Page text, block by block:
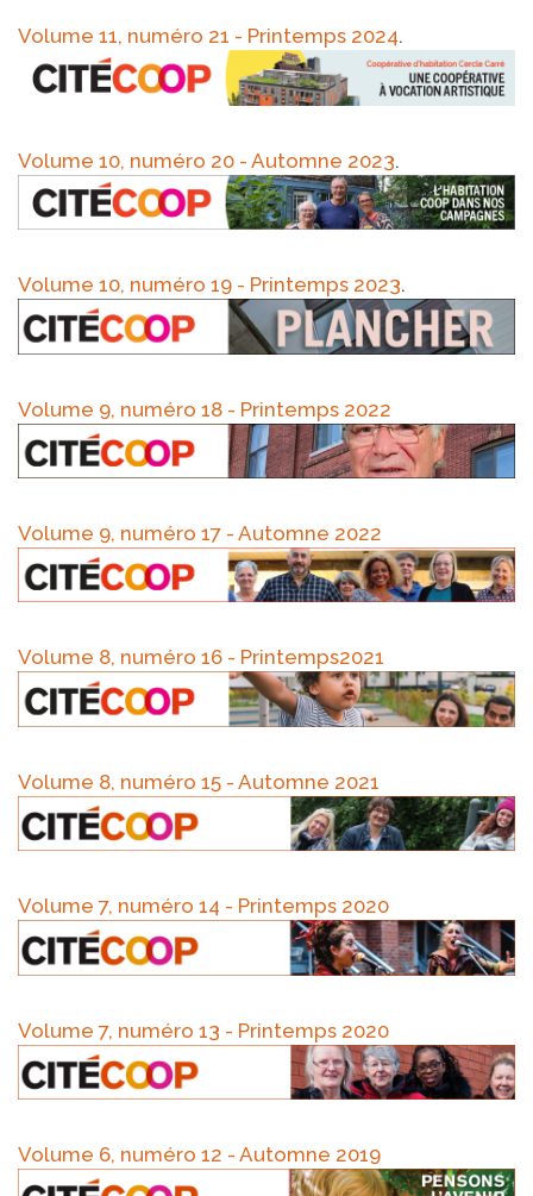
Volume 11, numéro 21 - Printemps 2024.
Volume 10, numéro 20 - Automne 2023.
Volume 10, numéro 19 - Printemps 2023.
Volume 9, numéro 18 - Printemps 2022
Volume 9, numéro 17 - Automne 2022
Volume 8, numéro 16 - Printemps2021
Volume 8, numéro 15 - Automne 2021
Volume 7, numéro 14 - Printemps 2020
Volume 7, numéro 13 - Printemps 2020
Volume 6, numéro 12 - Automne 2019